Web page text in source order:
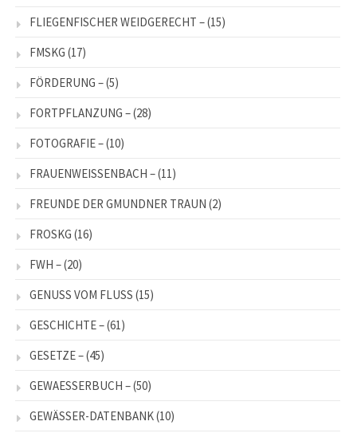
FLIEGENFISCHER WEIDGERECHT –(15)
FMSKG (17)
FÖRDERUNG –(5)
FORTPFLANZUNG –(28)
FOTOGRAFIE –(10)
FRAUENWEISSENBACH –(11)
FREUNDE DER GMUNDNER TRAUN (2)
FROSKG (16)
FWH –(20)
GENUSS VOM FLUSS (15)
GESCHICHTE –(61)
GESETZE –(45)
GEWAESSERBUCH –(50)
GEWÄSSER-DATENBANK(10)